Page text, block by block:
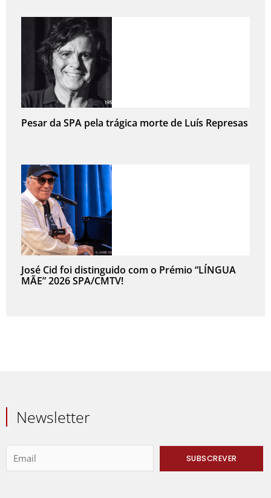
Pesar da SPA pela trágica morte de Luís Represas
José Cid foi distinguido com o Prémio “LÍNGUA
MÃE” 2026 SPA/CMTV!
Newsletter